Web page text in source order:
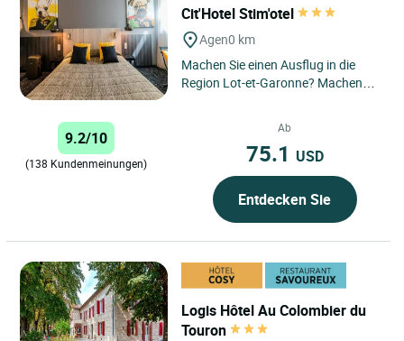
Cit'Hotel Stim'otel
Agen0 km
Machen Sie einen Ausflug in die
Region Lot-et-Garonne? Machen
9.2/10
(138 Kundenmeinungen)
Ab
75.1 USD
Entdecken Sie
Logis Hôtel Au Colombier du
Touron